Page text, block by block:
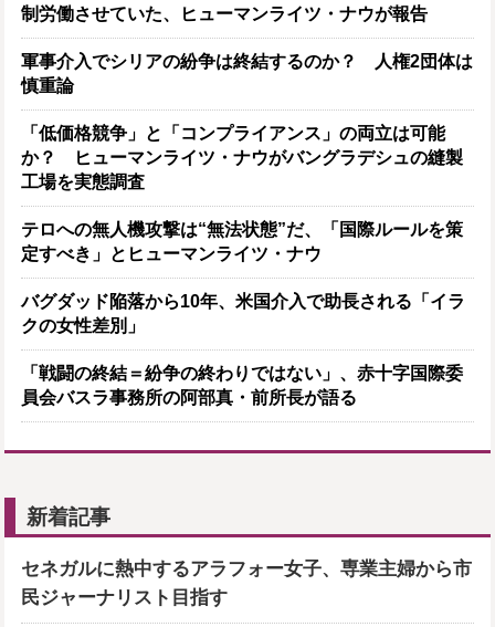
制労働させていた、ヒューマンライツ・ナウが報告
軍事介入でシリアの紛争は終結するのか？ 人権2団体は
慎重論
「低価格競争」と「コンプライアンス」の両立は可能
か？ ヒューマンライツ・ナウがバングラデシュの縫製
工場を実態調査
テロへの無人機攻撃は“無法状態”だ、「国際ルールを策
定すべき」とヒューマンライツ・ナウ
バグダッド陥落から10年、米国介入で助長される「イラ
クの女性差別」
「戦闘の終結＝紛争の終わりではない」、赤十字国際委
員会バスラ事務所の阿部真・前所長が語る
新着記事
セネガルに熱中するアラフォー女子、専業主婦から市
民ジャーナリスト目指す